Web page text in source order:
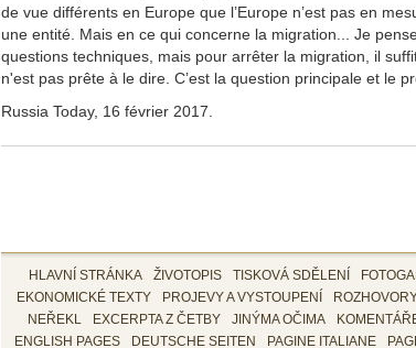
de vue différents en Europe que l’Europe n’est pas en
une entité. Mais en ce qui concerne la migration... Je
questions techniques, mais pour arrêter la migration, il
n'est pas prête à le dire. C’est la question principale et le
Russia Today, 16 février 2017.
HLAVNÍ STRÁNKA ŽIVOTOPIS TISKOVÁ SDĚLENÍ
EKONOMICKÉ TEXTY
PROJEVY A VYSTOUPENÍ
NEŘEKL
EXCERPTA Z ČETBY JINÝMA OČIMA
ENGLISH PAGES
DEUTSCHE SEITEN PAGINE ITALIANE